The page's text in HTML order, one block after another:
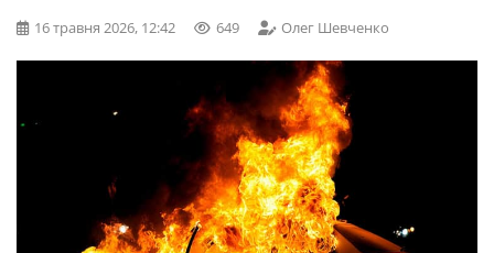
16 травня 2026, 12:42 649 Олег Шевченко